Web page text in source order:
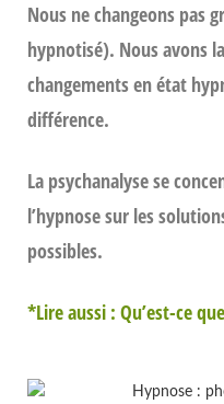
Nous ne changeons pas
hypnotisé). Nous avons
changements en état
différence.
La psychanalyse se
l’hypnose sur les
possibles.
*Lire aussi : Qu’est-ce